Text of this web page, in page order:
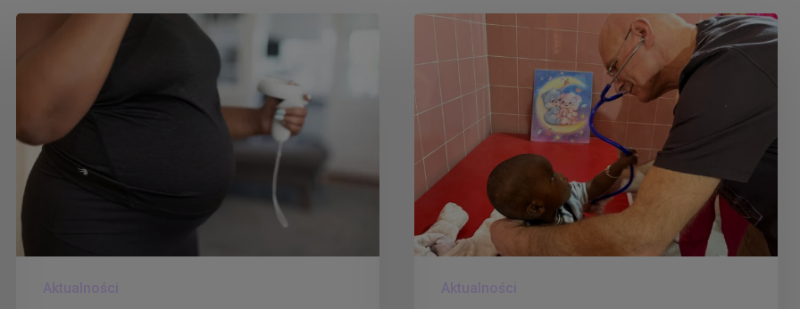
Otyłości
medyczna
świadczona
przez
naszych
lekarzy
pielęgniarki
przekracza